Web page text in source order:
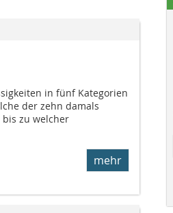
in fünf Kategorien
der zehn damals
zu welcher
mehr